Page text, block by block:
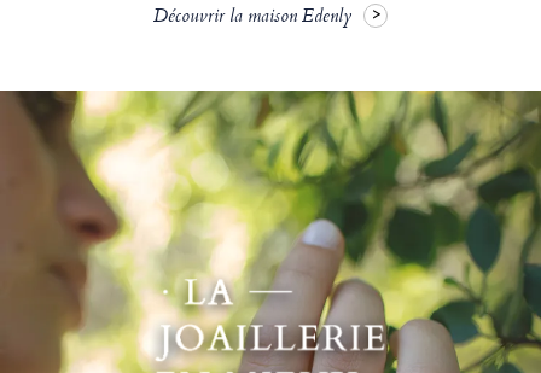
Découvrir la maison Edenly